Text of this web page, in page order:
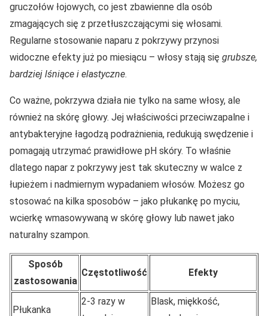
gruczołów łojowych, co jest zbawienne dla osób
zmagających się z przetłuszczającymi się włosami.
Regularne stosowanie naparu z pokrzywy przynosi
widoczne efekty już po miesiącu – włosy stają się grubsze,
bardziej lśniące i elastyczne.
Co ważne, pokrzywa działa nie tylko na same włosy, ale
również na skórę głowy. Jej właściwości przeciwzapalne i
antybakteryjne łagodzą podrażnienia, redukują swędzenie i
pomagają utrzymać prawidłowe pH skóry. To właśnie
dlatego napar z pokrzywy jest tak skuteczny w walce z
łupieżem i nadmiernym wypadaniem włosów. Możesz go
stosować na kilka sposobów – jako płukankę po myciu,
wcierkę wmasowywaną w skórę głowy lub nawet jako
naturalny szampon.
Sposób
zastosowania
Częstotliwość Efekty
Płukanka
2-3 razy w
Blask, miękkość,